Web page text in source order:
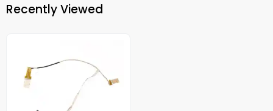
Recently Viewed